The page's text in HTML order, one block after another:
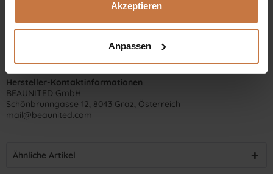
Akzeptieren
Anpassen
Hersteller-Kontaktinformationen
BEAUNITED GmbH
Schönbrunngasse 12, 8043 Graz, Österreich
mail@beaunited.com
Ähnliche Artikel